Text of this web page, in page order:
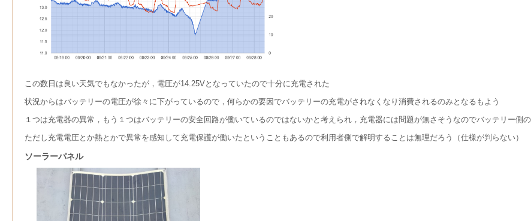
この数日は良い天気でもなかったが，電圧が14.25Vとなっていたので十分に充電された
状況からはバッテリーの電圧が徐々に下がっているので，何らかの要因でバッテリーの充電がされなくなり消費されるのみとなるもよう
１つは充電器の異常，もう１つはバッテリーの安全回路が働いているのではないかと考えられ，充電器には問題が無さそうなのでバッテリー側
ただし充電電圧とか熱とかで異常を感知して充電保護が働いたということもあるので利用者側で解明することは無理だろう（仕様が判らない）
ソーラーパネル